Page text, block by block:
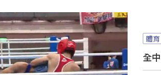
體育
全